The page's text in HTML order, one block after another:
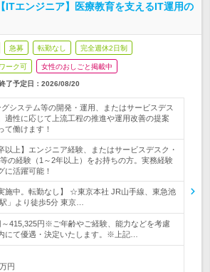
ITエンジニア】医療教育を支えるIT運用の
急募 転勤なし 完全週休2日制
ーク可 女性のおしごと掲載中
了予定日： 2026/08/20
システム等の開発・運用、またはサービスデス
適性に応じて上流工程の推進や運用改善の提案
て働けます！
以上】エンジニア経験、またはサービスデスク・
の経験（1～2年以上）をお持ちの方。実務経験
に活躍可能！
施中。転勤なし】 ☆東京本社 JR山手線、東急池
」より徒歩5分 東京…
～415,325円※ご年齢やご経験、能力などを考慮
にて優遇・決定いたします。※上記…
円